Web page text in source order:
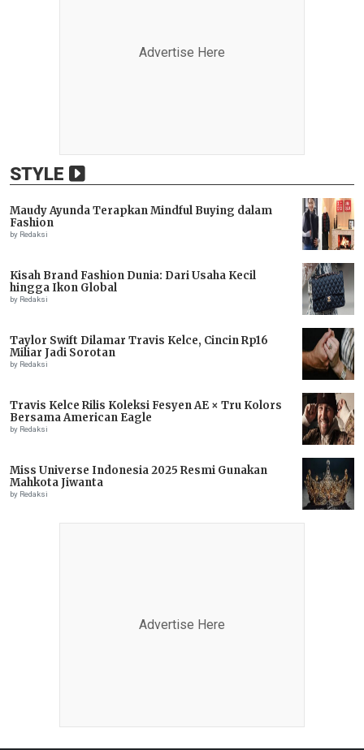
Advertise Here
STYLE
Maudy Ayunda Terapkan Mindful Buying dalam
Fashion
by Redaksi
Kisah Brand Fashion Dunia: Dari Usaha Kecil
hingga Ikon Global
by Redaksi
Taylor Swift Dilamar Travis Kelce, Cincin Rp16
Miliar Jadi Sorotan
by Redaksi
Travis Kelce Rilis Koleksi Fesyen AE × Tru Kolors
Bersama American Eagle
by Redaksi
Miss Universe Indonesia 2025 Resmi Gunakan
Mahkota Jiwanta
by Redaksi
Advertise Here